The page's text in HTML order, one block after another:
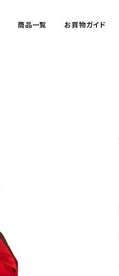
商品一覧 お買物ガイド